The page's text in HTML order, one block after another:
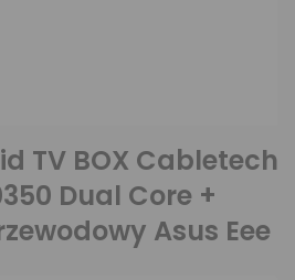
TV BOX Cabletech
Dual Core +
Asus Eee